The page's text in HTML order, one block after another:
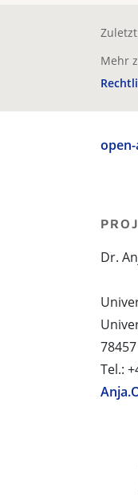
Mehr
Dr.
Tel.: